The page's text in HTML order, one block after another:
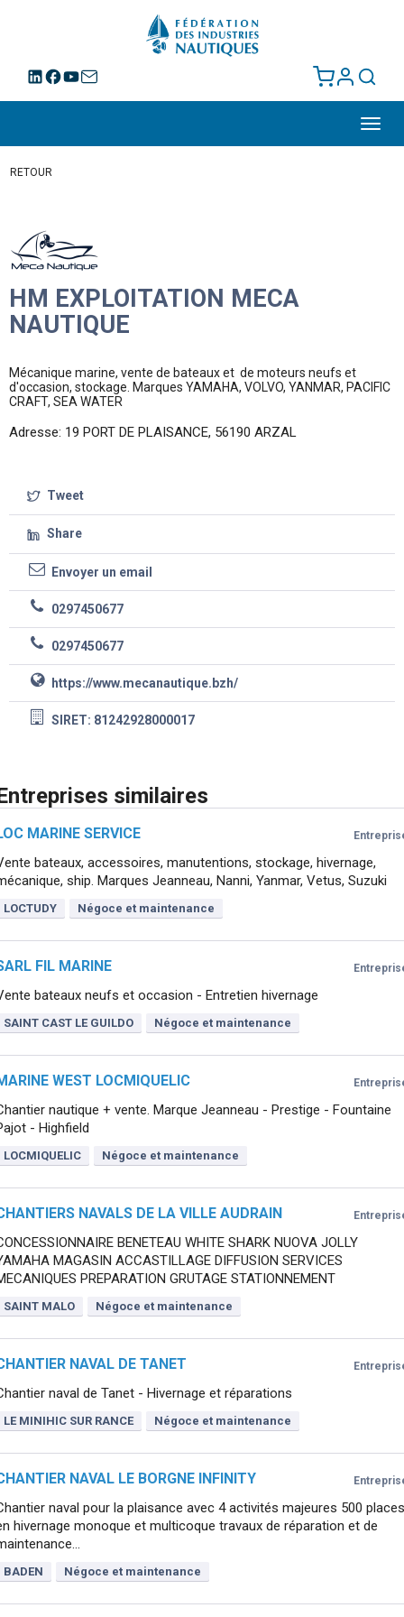
RETOUR
HM EXPLOITATION MECA
NAUTIQUE
Mécanique marine, vente de bateaux et de moteurs neufs et
d'occasion, stockage. Marques YAMAHA, VOLVO, YANMAR, PACIFIC
CRAFT, SEA WATER
Adresse: 19 PORT DE PLAISANCE, 56190 ARZAL
Tweet
Share
Envoyer un email
0297450677
0297450677
https://www.mecanautique.bzh/
SIRET: 81242928000017
similaires
MARINE SERVICE
bateaux, accessoires, manutentions, stockage, hivernage,
ship. Marques Jeanneau, Nanni, Yanmar, Vetus, Suzuki
LOCTUDY Négoce et maintenance
FIL MARINE
bateaux neufs et occasion - Entretien hivernage
SAINT CAST LE GUILDO Négoce et maintenance
WEST LOCMIQUELIC
nautique + vente. Marque Jeanneau - Prestige - Fountaine
- Highfield
LOCMIQUELIC Négoce et maintenance
NAVALS DE LA VILLE AUDRAIN
BENETEAU WHITE SHARK NUOVA JOLLY
MAGASIN ACCASTILLAGE DIFFUSION SERVICES
PREPARATION GRUTAGE STATIONNEMENT
SAINT MALO Négoce et maintenance
NAVAL DE TANET
naval de Tanet - Hivernage et réparations
LE MINIHIC SUR RANCE Négoce et maintenance
NAVAL LE BORGNE INFINITY
naval pour la plaisance avec 4 activités majeures 500 places
hivernage monoque et multicoque travaux de réparation et de
BADEN Négoce et maintenance